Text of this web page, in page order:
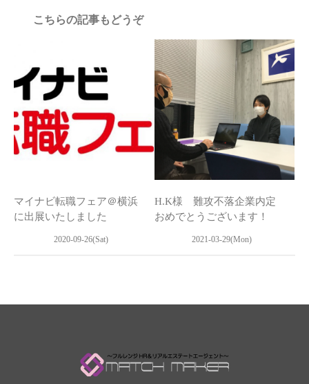
こちらの記事もどうぞ
マイナビ転職フェア＠横浜
に出展いたしました
2020-09-26(Sat)
H.K様 難攻不落企業内定
おめでとうございます！
2021-03-29(Mon)